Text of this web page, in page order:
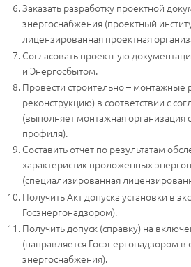
Заказать разработку проектной
энергоснабжения (проектный
лицензированная проектная
Согласовать проектную
и Энергосбытом.
Провести строительно – монтажные
реконструкцию) в соответствии с
(выполняет монтажная организация
профиля).
Составить отчет по результатам
характеристик проложенных
(специализированная
Получить Акт допуска установки в
Госэнергонадзором).
Получить допуск (справку) на
(направляется Госэнергонадзором
энергоснабжения).